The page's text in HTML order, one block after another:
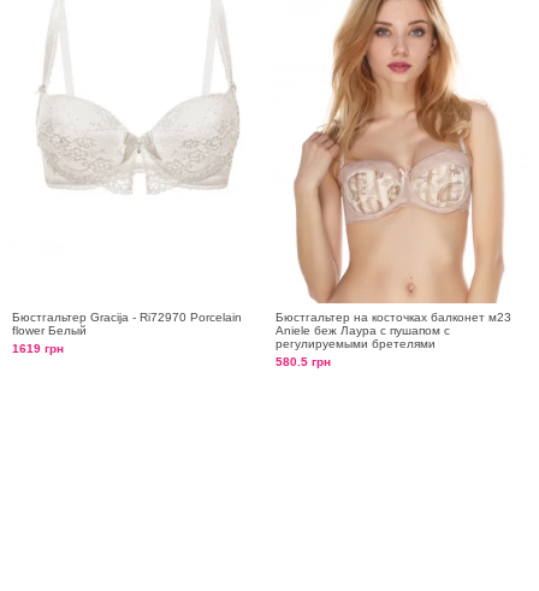
Бюстгальтер Gracija - Ri72970 Porcelain
flower Белый
1619 грн
Бюстгальтер на косточках балконет м23
Aniele беж Лаура с пушапом с
регулируемыми бретелями
580.5 грн